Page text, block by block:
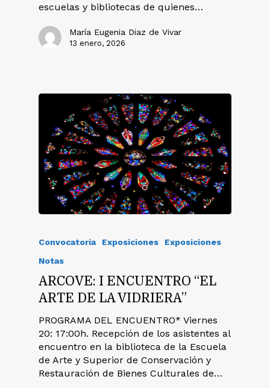
escuelas y bibliotecas de quienes…
María Eugenia Diaz de Vivar
13 enero, 2026
Convocatoria Exposiciones
Exposiciones
Notas
ARCOVE: I ENCUENTRO “EL
ARTE DE LA VIDRIERA”
PROGRAMA DEL ENCUENTRO* Viernes
20: 17:00h. Recepción de los asistentes al
encuentro en la biblioteca de la Escuela
de Arte y Superior de Conservación y
Restauración de Bienes Culturales de…